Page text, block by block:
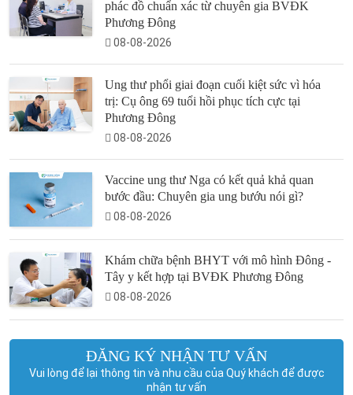
phác đồ chuẩn xác từ chuyên gia BVĐK
Phương Đông
08-08-2026
Ung thư phổi giai đoạn cuối kiệt sức vì hóa
trị: Cụ ông 69 tuổi hồi phục tích cực tại
Phương Đông
08-08-2026
Vaccine ung thư Nga có kết quả khả quan
bước đầu: Chuyên gia ung bướu nói gì?
08-08-2026
Khám chữa bệnh BHYT với mô hình Đông -
Tây y kết hợp tại BVĐK Phương Đông
08-08-2026
ĐĂNG KÝ NHẬN TƯ VẤN
Vui lòng để lại thông tin và nhu cầu của Quý khách để được
nhận tư vấn